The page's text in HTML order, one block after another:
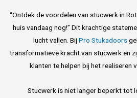
“Ontdek de voordelen van stucwerk in
huis vandaag nog!” Dit krachtige
lucht vallen. BijPro Stukadoors
transformatieve kracht van stucwerk en
klanten te helpen bij het realiseren
Stucwerk is niet langer beperkt tot